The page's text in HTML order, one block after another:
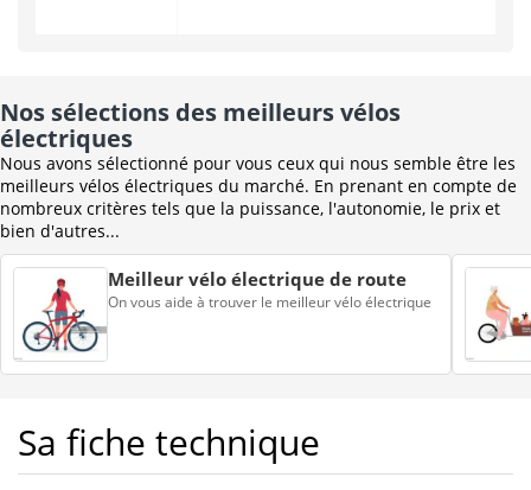
Nos sélections des meilleurs vélos
électriques
Nous avons sélectionné pour vous ceux qui nous semble être les
meilleurs vélos électriques du marché. En prenant en compte de
nombreux critères tels que la puissance, l'autonomie, le prix et
bien d'autres...
Meilleur vélo électrique de route
On vous aide à trouver le meilleur vélo électrique
Sa fiche technique